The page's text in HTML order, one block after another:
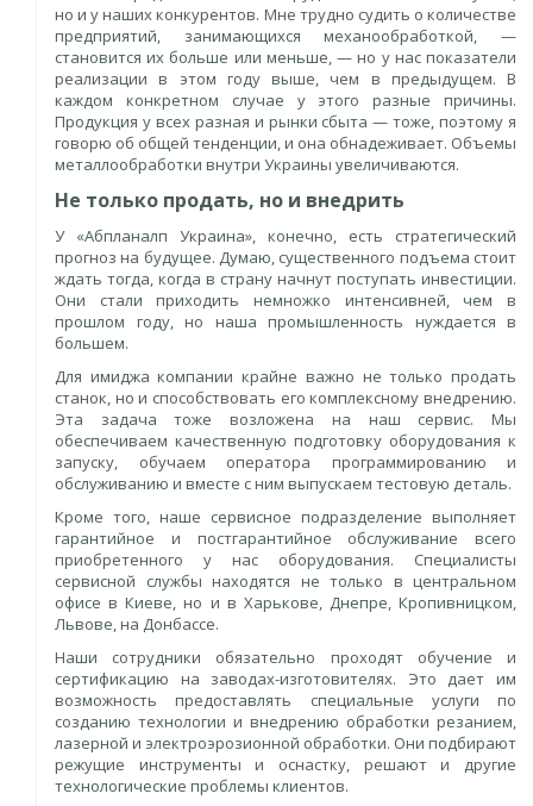
но и у наших конкурентов. Мне трудно судить о количестве
предприятий, занимающихся механообработкой, —
становится их больше или меньше, — но у нас показатели
реализации в этом году выше, чем в предыдущем. В
каждом конкретном случае у этого разные причины.
Продукция у всех разная и рынки сбыта — тоже, поэтому я
говорю об общей тенденции, и она обнадеживает. Объемы
металлообработки внутри Украины увеличиваются.
Не только продать, но и внедрить
У «Абпланалп Украина», конечно, есть стратегический
прогноз на будущее. Думаю, существенного подъема стоит
ждать тогда, когда в страну начнут поступать инвестиции.
Они стали приходить немножко интенсивней, чем в
прошлом году, но наша промышленность нуждается в
большем.
Для имиджа компании крайне важно не только продать
станок, но и способствовать его комплексному внедрению.
Эта задача тоже возложена на наш сервис. Мы
обеспечиваем качественную подготовку оборудования к
запуску, обучаем оператора программированию и
обслуживанию и вместе с ним выпускаем тестовую деталь.
Кроме того, наше сервисное подразделение выполняет
гарантийное и постгарантийное обслуживание всего
приобретенного у нас оборудования. Специалисты
сервисной службы находятся не только в центральном
офисе в Киеве, но и в Харькове, Днепре, Кропивницком,
Львове, на Донбассе.
Наши сотрудники обязательно проходят обучение и
сертификацию на заводах-изготовителях. Это дает им
возможность предоставлять специальные услуги по
созданию технологии и внедрению обработки резанием,
лазерной и электроэрозионной обработки. Они подбирают
режущие инструменты и оснастку, решают и другие
технологические проблемы клиентов.